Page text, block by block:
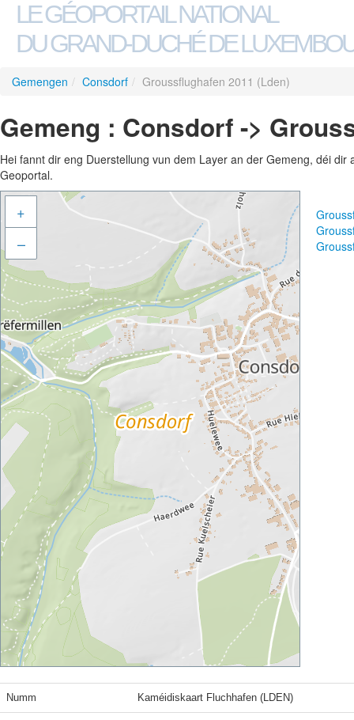
LE GÉOPORTAIL NATIONAL
DU GRAND-DUCHÉ DE
Gemengen / Consdorf / Groussflughafen 2011 (Lden)
Gemeng : Consdorf ->
Hei fannt dir eng Duerstellung vun dem Layer an der Gemeng, déi
Geoportal.
+
–
Numm Kaméidiskaart Fluchhafen (LDEN)